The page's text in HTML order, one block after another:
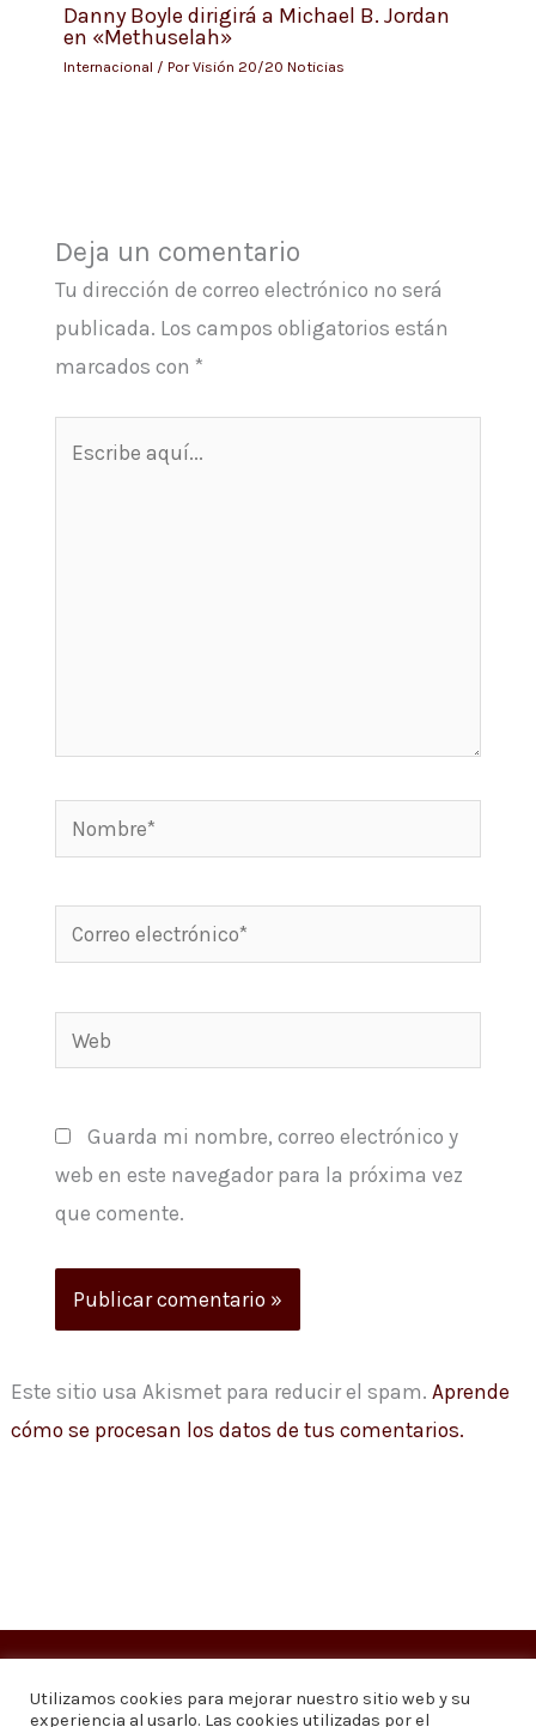
Danny Boyle dirigirá a Michael B. Jordan
en «Methuselah»
Internacional / PorVisión 20/20 Noticias
Deja un comentario
Tu dirección de correo electrónico no será
publicada. Los campos obligatorios están
marcados con *
Nombre*
Correo
electrónico*
Web
Guarda mi nombre, correo electrónico y
web en este navegador para la próxima vez
que comente.
Este sitio usa Akismet para reducir el spam. Aprende
cómo se procesan los datos de tus comentarios.
Copyright © 2026Visión 20/20 Noticias
Utilizamos cookies para mejorar nuestro sitio web y su
experiencia al usarlo. Las cookies utilizadas por el